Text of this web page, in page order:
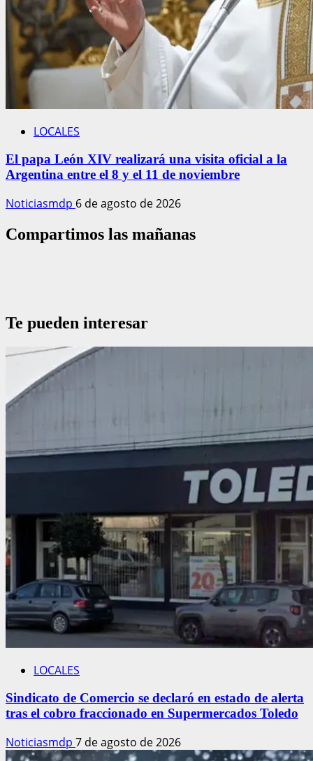
LOCALES
El papa León XIV realizará una visita oficial a la
Argentina entre el 8 y el 11 de noviembre
Noticiasmdp 6 de agosto de 2026
Compartimos las mañanas
Te pueden interesar
LOCALES
Sindicato de Comercio se declaró en estado de alerta
tras el cobro fraccionado en Supermercados Toledo
Noticiasmdp 7 de agosto de 2026